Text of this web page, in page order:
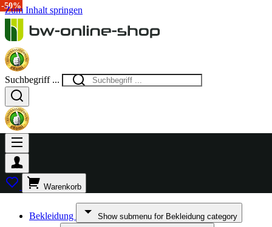
Zum Inhalt springen
Suchbegriff ...
Warenkorb
Bekleidung Show submenu for Bekleidung category
-50%